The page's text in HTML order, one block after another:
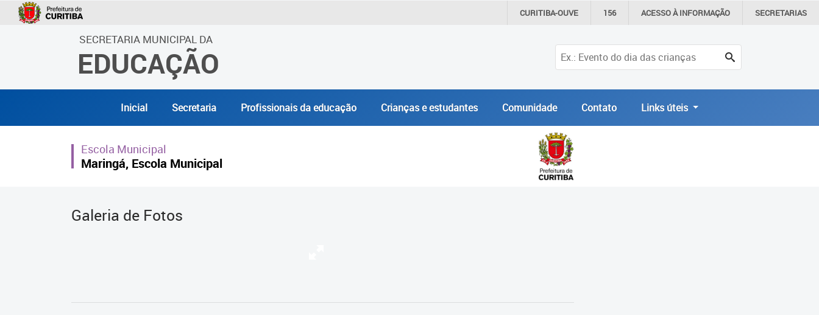
CURITIBA-OUVE 156 ACESSO ÀINFORMAÇÃO SECRETARIAS
SECRETARIA MUNICIPAL DA
EDUCAÇÃO
Inicial Secretaria Profissionais da educação Crianças e estudantes Comunidade Contato Links úteis
Escola Municipal
Maringá, Escola Municipal
Galeria de Fotos